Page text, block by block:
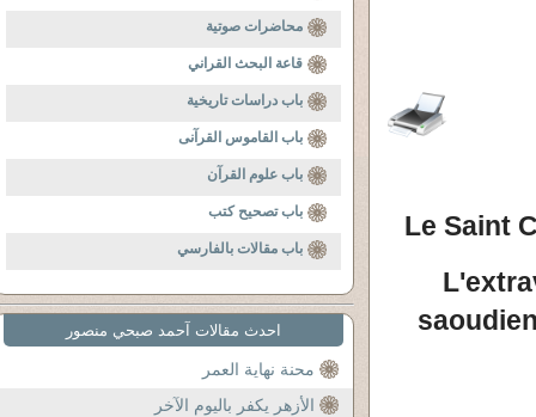
Le Saint
محاضرات صوتية
قاعة البحث القراني
باب دراسات تاريخية
باب القاموس القرآنى
باب علوم القرآن
باب تصحيح كتب
باب مقالات بالفارسي
احدث مقالات آحمد صبحي منصور
محنة نهاية العمر
الأزهر يكفر باليوم الآخر